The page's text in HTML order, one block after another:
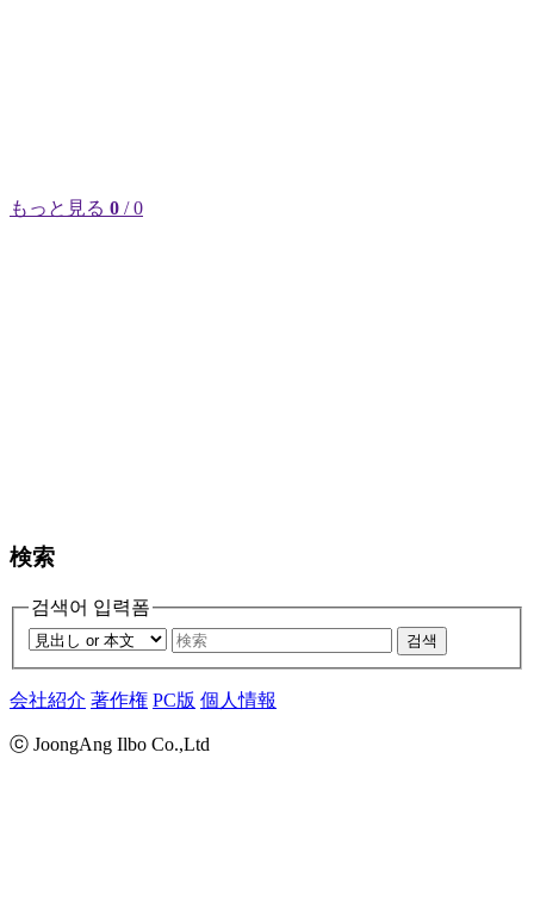
もっと見る 0 / 0
検索
검색어 입력폼
검색
会社紹介 著作権 PC版 個人情報
ⓒ JoongAng Ilbo Co.,Ltd